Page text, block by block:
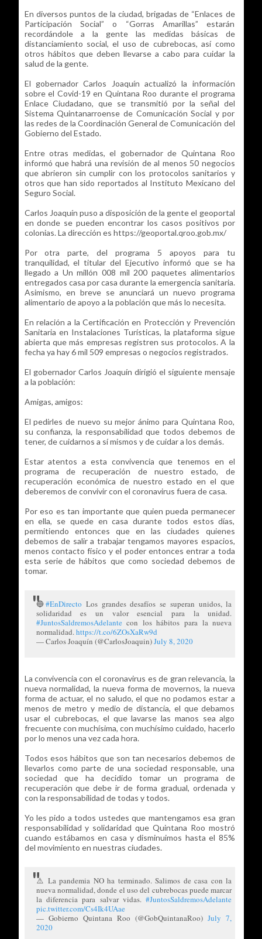
En diversos puntos de la ciudad, brigadas de “Enlaces de
Participación Social” o “Gorras Amarillas” estarán
recordándole a la gente las medidas básicas de
distanciamiento social, el uso de cubrebocas, así como
otros hábitos que deben llevarse a cabo para cuidar la
salud de la gente.
El gobernador Carlos Joaquín actualizó la información
sobre el Covid-19 en Quintana Roo durante el programa
Enlace Ciudadano, que se transmitió por la señal del
Sistema Quintanarroense de Comunicación Social y por
las redes de la Coordinación General de Comunicación del
Gobierno del Estado.
Entre otras medidas, el gobernador de Quintana Roo
informó que habrá una revisión de al menos 50 negocios
que abrieron sin cumplir con los protocolos sanitarios y
otros que han sido reportados al Instituto Mexicano del
Seguro Social.
Carlos Joaquín puso a disposición de la gente el geoportal
en donde se pueden encontrar los casos positivos por
colonias. La dirección es https://geoportal.qroo.gob.mx/
Por otra parte, del programa 5 apoyos para tu
tranquilidad, el titular del Ejecutivo informó que se ha
llegado a Un millón 008 mil 200 paquetes alimentarios
entregados casa por casa durante la emergencia sanitaria.
Asimismo, en breve se anunciará un nuevo programa
alimentario de apoyo a la población que más lo necesita.
En relación a la Certificación en Protección y Prevención
Sanitaria en Instalaciones Turísticas, la plataforma sigue
abierta que más empresas registren sus protocolos. A la
fecha ya hay 6 mil 509 empresas o negocios registrados.
El gobernador Carlos Joaquín dirigió el siguiente mensaje
a la población:
Amigas, amigos:
El pedirles de nuevo su mejor ánimo para Quintana Roo,
su confianza, la responsabilidad que todos debemos de
tener, de cuidarnos a sí mismos y de cuidar a los demás.
Estar atentos a esta convivencia que tenemos en el
programa de recuperación de nuestro estado, de
recuperación económica de nuestro estado en el que
deberemos de convivir con el coronavirus fuera de casa.
Por eso es tan importante que quien pueda permanecer
en ella, se quede en casa durante todos estos días,
permitiendo entonces que en las ciudades quienes
debemos de salir a trabajar tengamos mayores espacios,
menos contacto físico y el poder entonces entrar a toda
esta serie de hábitos que como sociedad debemos de
tomar.
🔵#EnDirecto Los grandes desafíos se superan unidos, la
solidaridad es un valor esencial para la unidad.
#JuntosSaldremosAdelantecon los hábitos para la nueva
normalidad.https://t.co/6ZOsXaRw9d
— Carlos Joaquín (@CarlosJoaquin)July 8, 2020
La convivencia con el coronavirus es de gran relevancia, la
nueva normalidad, la nueva forma de movernos, la nueva
forma de actuar, el no saludo, el que no podamos estar a
menos de metro y medio de distancia, el que debamos
usar el cubrebocas, el que lavarse las manos sea algo
frecuente con muchísima, con muchísimo cuidado, hacerlo
por lo menos una vez cada hora.
Todos esos hábitos que son tan necesarios debemos de
llevarlos como parte de una sociedad responsable, una
sociedad que ha decidido tomar un programa de
recuperación que debe ir de forma gradual, ordenada y
con la responsabilidad de todas y todos.
Yo les pido a todos ustedes que mantengamos esa gran
responsabilidad y solidaridad que Quintana Roo mostró
cuando estábamos en casa y disminuimos hasta el 85%
del movimiento en nuestras ciudades.
⚠️ La pandemia NO ha terminado. Salimos de casa con la
nueva normalidad, donde el uso del cubrebocas puede marcar
la diferencia para salvar vidas.#JuntosSaldremosAdelante
pic.twitter.com/Cs4Ik4UAae
— Gobierno Quintana Roo (@GobQuintanaRoo)July 7,
2020